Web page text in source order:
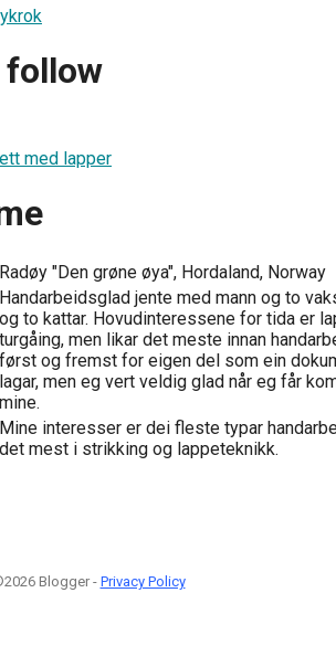
follow
med lapper
Radøy "Den grøne øya", Hordaland, Norway
Handarbeidsglad jente med mann og to
og to kattar. Hovudinteressene for tida er
turgåing, men likar det meste innan
først og fremst for eigen del som ein
lagar, men eg vert veldig glad når eg får
mine.
Mine interesser er dei fleste typar
det mest i strikking og lappeteknikk.
Blogger - Privacy Policy